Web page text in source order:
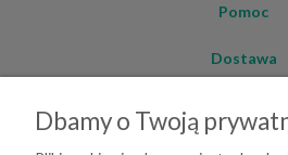
Pomoc
Dostawa
O firmie
Dbamy o Twoją